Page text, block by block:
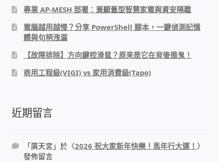
電話總機 對講機
迅時數位網路電話總機
DCS 數位通訊系統
NEC SL2100 電話總機 數位IP通訊系統
專業 AP-MESH 部署：兼顧舊型智慧家電與資安隔離
電腦越用越慢？分享 PowerShell 腳本，一鍵偵測記憶
體與句柄洩漏
【故障排除】方向鍵控滑鼠？原來是它在背後搗鬼！
商用工程級(VIGI) vs 家用消費級(Tapo)
近期留言
「廣天宮 」於〈2026 祝大家新年快樂！馬年行大運！ 〉
發佈留言